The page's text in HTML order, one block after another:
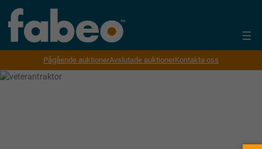
Pågående auktionerAvslutade auktionerKontakta oss